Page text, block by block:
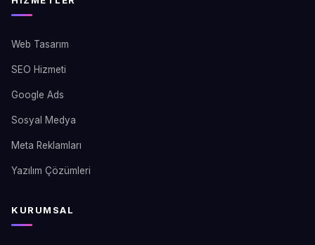
Web Tasarım
SEO Hizmeti
Google Ads
Sosyal Medya
Meta Reklamları
Yazılım Çözümleri
KURUMSAL